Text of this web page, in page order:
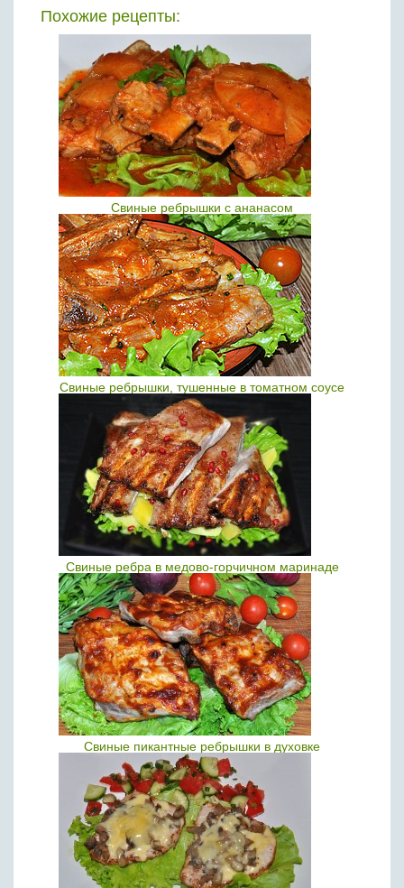
Похожие рецепты:
Свиные ребрышки с ананасом
Свиные ребрышки, тушенные в томатном соусе
Свиные ребра в медово-горчичном маринаде
Свиные пикантные ребрышки в духовке